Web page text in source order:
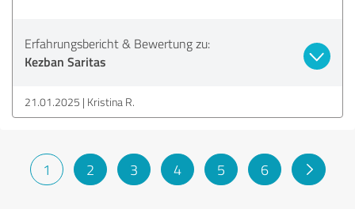
Erfahrungsbericht & Bewertung zu:
Kezban Saritas
21.01.2025 Kristina R.
1 2 3 4 5 6